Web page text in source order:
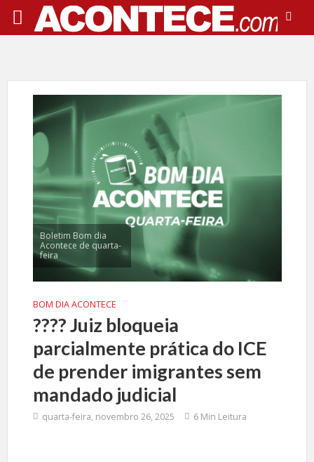
Boletim Bom dia
Acontece de quarta-
feira
BOM DIA ACONTECE
????️ Juiz bloqueia
parcialmente prática do ICE
de prender imigrantes sem
mandado judicial
quarta-feira, novembro 26, 2025 6 Min Leitura